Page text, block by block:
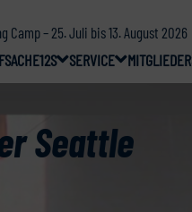
Camp – 25. Juli bis 13. August 2026
12S SERVICE MITGLIEDER
Seattle